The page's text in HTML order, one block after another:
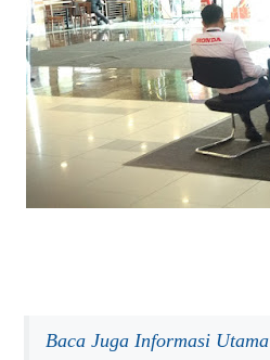
Baca Juga Informasi Utama